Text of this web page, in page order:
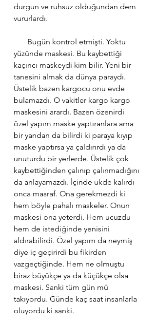
durgun ve ruhsuz olduğundan dem
vururlardı.
yüzünde maskesi. Bu kaybettiği
kaçıncı maskeydi kim bilir. Yeni bir
tanesini almak da dünya paraydı.
Üstelik bazen kargocu onu evde
bulamazdı. O vakitler kargo kargo
maskesini arardı. Bazen özenirdi
özel yapım maske yaptıranlara ama
bir yandan da bilirdi ki paraya kıyıp
maske yaptırsa ya çaldırırdı ya da
unuturdu bir yerlerde. Üstelik çok
kaybettiğinden çalınıp çalınmadığını
da anlayamazdı. İçinde ukde kalırdı
onca masraf. Ona gerekmezdi ki
hem böyle pahalı maskeler. Onun
maskesi ona yeterdi. Hem ucuzdu
hem de istediğinde yenisini
aldırabilirdi. Özel yapım da neymiş
diye iç geçirirdi bu fikirden
vazgeçtiğinde. Hem ne olmuştu
biraz büyükçe ya da küçükçe olsa
maskesi. Sanki tüm gün mü
takıyordu. Günde kaç saat insanlarla
oluyordu ki sanki.